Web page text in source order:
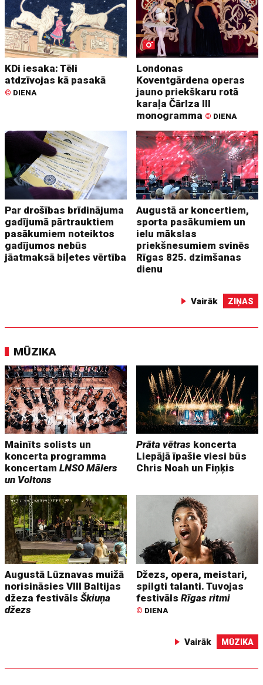
KDi iesaka: Tēli
atdzīvojas kā pasakā
© DIENA
Londonas
Koventgārdena operas
jauno priekškaru rotā
karaļa Čārlza III
monogramma © DIENA
Par drošības brīdinājuma
gadījumā pārtrauktiem
pasākumiem noteiktos
gadījumos nebūs
jāatmaksā biļetes vērtība
Augustā ar koncertiem,
sporta pasākumiem un
ielu mākslas
priekšnesumiem svinēs
Rīgas 825. dzimšanas
dienu
Vairāk ZIŅAS
MŪZIKA
Mainīts solists un
koncerta programma
koncertamLNSO Mālers
un Voltons
Prāta vētras koncerta
Liepājā īpašie viesi būs
Chris Noah un Fiņķis
Augustā Lūznavas muižā
norisināsies VIII Baltijas
džeza festivālsŠkiuņa
džezs
Džezs, opera, meistari,
spilgti talanti. Tuvojas
festivālsRīgas ritmi
© DIENA
Vairāk MŪZIKA